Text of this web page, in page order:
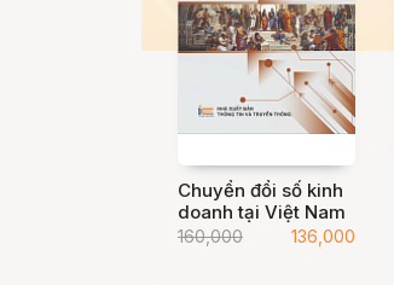
Chuyển đổi số kinh
doanh tại Việt Nam
160,000 136,000